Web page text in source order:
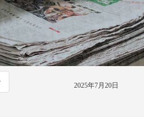
香港文匯報 2025年7月20日